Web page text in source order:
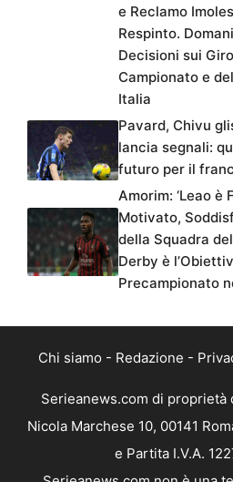
e Reclamo
Respinto.
Decisioni sui
Campionato e
Italia
Pavard, Chivu
lancia segnali:
futuro per il
Amorim: ‘Leao è
Motivato,
della Squadra del
Derby è
Precampionato
Chi siamo - Redazione -
Serieanews.com di proprietà
Nicola Marchese 10, 00141
e Partita I.V.A.